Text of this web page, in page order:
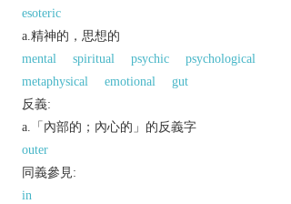
esoteric
a.精神的，思想的
mental
spiritual psychic
psychological
metaphysical
emotional
gut
反義:
a.「內部的；內心的」的反義字
outer
同義參見:
in